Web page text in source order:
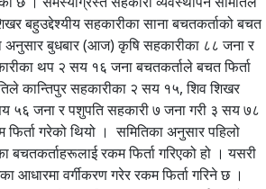
बहुउद्देश्यीय सहकारीका साना बचतकर्ताको बचत
अनुसार बुधबार (आज) कृषि सहकारीका ८८ जना र
थप २ सय १६ जना बचतकर्ताले बचत फिर्ता
कान्तिपुर सहकारीका २ सय १५, शिव शिखर
५६ जना र पशुपति सहकारी ७ जना गरी ३ सय ७८
गरेको थियो । समितिका अनुसार पहिलो
रकम फिर्ता गरिएको हो । यसरी
आधारमा वर्गीकरण गरेर रकम फिर्ता गरिने छ ।